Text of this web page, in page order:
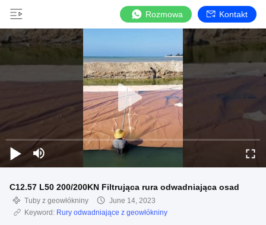
Rozmowa Kontakt
C12.57 L50 200/200KN Filtrująca rura odwadniająca osad
Tuby z geowłókniny
June 14, 2023
Keyword: Rury odwadniające z geowłókniny